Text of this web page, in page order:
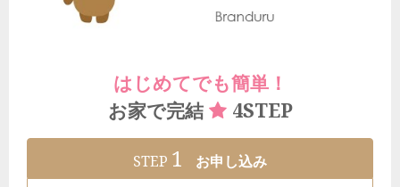
はじめてでも簡単！
お家で完結
4STEP
STEP 1 お申し込み